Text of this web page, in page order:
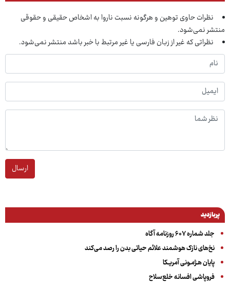
نظرات حاوی توهین و هرگونه نسبت ناروا به اشخاص حقیقی و حقوقی
منتشر نمی‌شود.
نظراتی که غیر از زبان فارسی یا غیر مرتبط با خبر باشد منتشر نمی‌شود.
ارسال
پربازدید
جلد شماره ۶۰۷ روزنامه آگاه
نخ‌های نازک هوشمند علائم حیاتی بدن را رصد می‌کند
پایان هـژمـونی آمریـکا
فروپاشی افسانه خلع‌سلاح